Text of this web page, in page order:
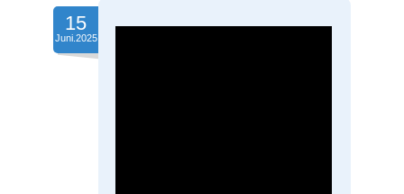
Kontakt
15
Juni.2025